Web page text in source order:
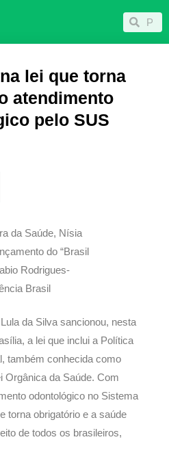
Pesquisar
lei que torna
atendimento
pelo SUS
da Saúde, Nísia
do “Brasil
Rodrigues-
Brasil
da Silva sancionou, nesta
a lei que inclui a Política
também conhecida como
Orgânica da Saúde. Com
odontológico no Sistema
torna obrigatório e a saúde
de todos os brasileiros,